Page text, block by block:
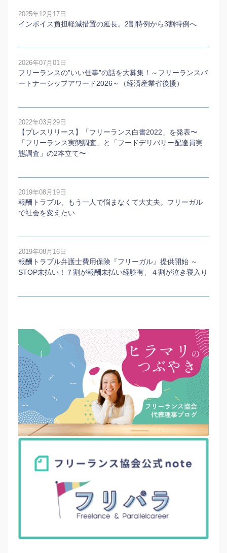
2025年12月17日
インボイス負担軽減措置の延長。2割特例から3割特例へ
2026年07月01日
フリーランスの”いい仕事”の話を大募集！～フリーランスパ
ートナーシップアワード2026～（経済産業省後援）
2022年03月29日
【プレスリリース】「フリーランス白書2022」を発表〜
「フリーランス実態調査」と「フードデリバリー配達員実
態調査」の2本⽴て〜
2019年08月19日
報酬トラブル、もう一人で悩まなくて大丈夫。フリーガル
で社会を変えたい
2019年08月16日
報酬トラブル弁護士費用保険『フリーガル』提供開始 ～
STOP未払い！７割が報酬未払い経験有、４割が泣き寝入り